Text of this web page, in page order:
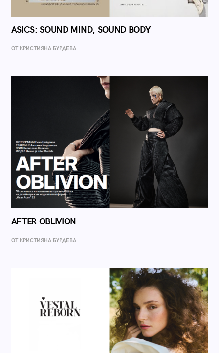
ASICS: SOUND MIND, SOUND BODY
ОТ КРИСТИЯНА БУРДЕВА
AFTER OBLIVION
ОТ КРИСТИЯНА БУРДЕВА